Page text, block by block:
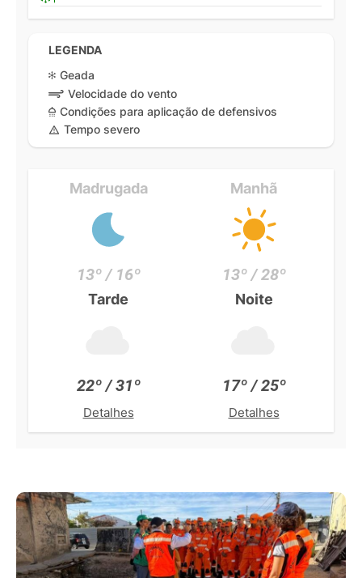
LEGENDA
Geada
Velocidade do vento
Condições para aplicação de defensivos
Tempo severo
Madrugada
13º / 16º
Manhã
13º / 28º
Tarde
22º / 31º
Detalhes
Noite
17º / 25º
Detalhes